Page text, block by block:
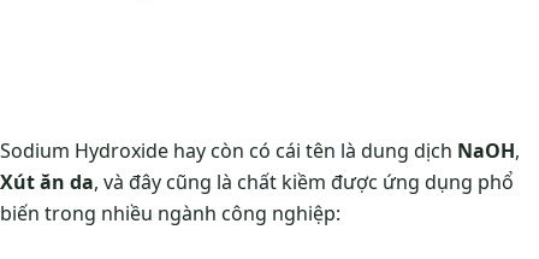
Sodium Hydroxide hay còn có cái tên là dung dịch NaOH,
Xút ăn da, và đây cũng là chất kiềm được ứng dụng phổ
biến trong nhiều ngành công nghiệp: